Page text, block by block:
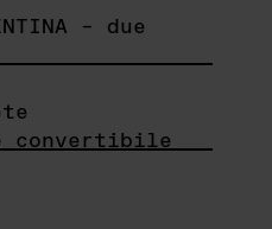
– due
convertibile